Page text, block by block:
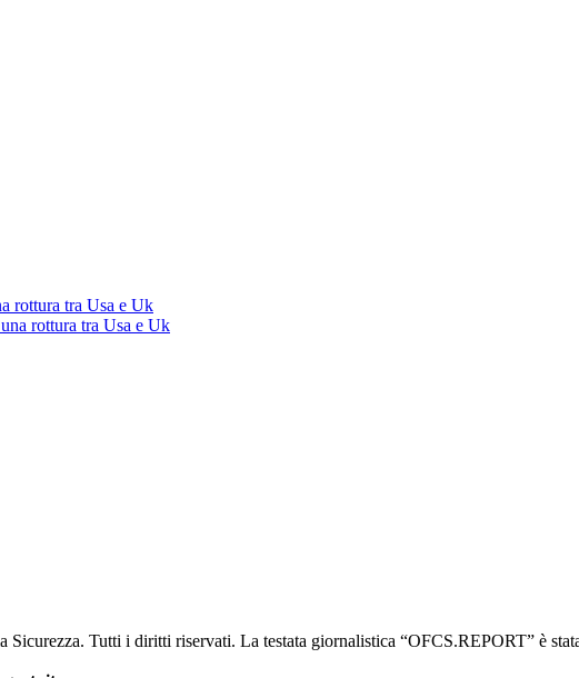
rottura tra Usa e Uk
rottura tra Usa e Uk
Tutti i diritti riservati. La testata giornalistica “OFCS.REPORT” è